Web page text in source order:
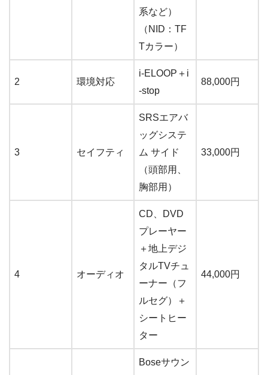
系など）
（NID：TF
Tカラー）
2 環境対応
i-ELOOP＋i
-stop
88,000円
3 セイフティ
SRSエアバ
ッグシステ
ム サイド
（頭部用、
胸部用）
33,000円
4 オーディオ
CD、DVD
プレーヤー
＋地上デジ
タルTVチュ
ーナー（フ
ルセグ）＋
シートヒー
ター
44,000円
Boseサウン